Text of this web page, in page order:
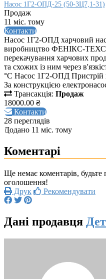
Насос 1Г2-ОПД-25 (50-3Ц7,1-31)
Продаж
11 міс. тому
Контакти
Насос 1Г2-ОПД харчовий
виробництво ФЕНІКС-
перекачування харчових
та схожих із ним через
°C Насос 1Г2-ОПД Пристрій
За конструкцією
Трансакція: Продаж
18000.00 ₴
Контакти
28 переглядів
Додано 11 міс. тому
Коментарі
Ще немає коментарів,
оголошення!
Друк
Рекомендувати
Дані продавця